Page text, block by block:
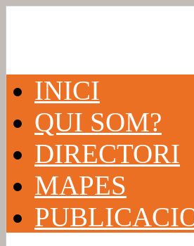
INICI
QUI SOM?
DIRECTORI
MAPES